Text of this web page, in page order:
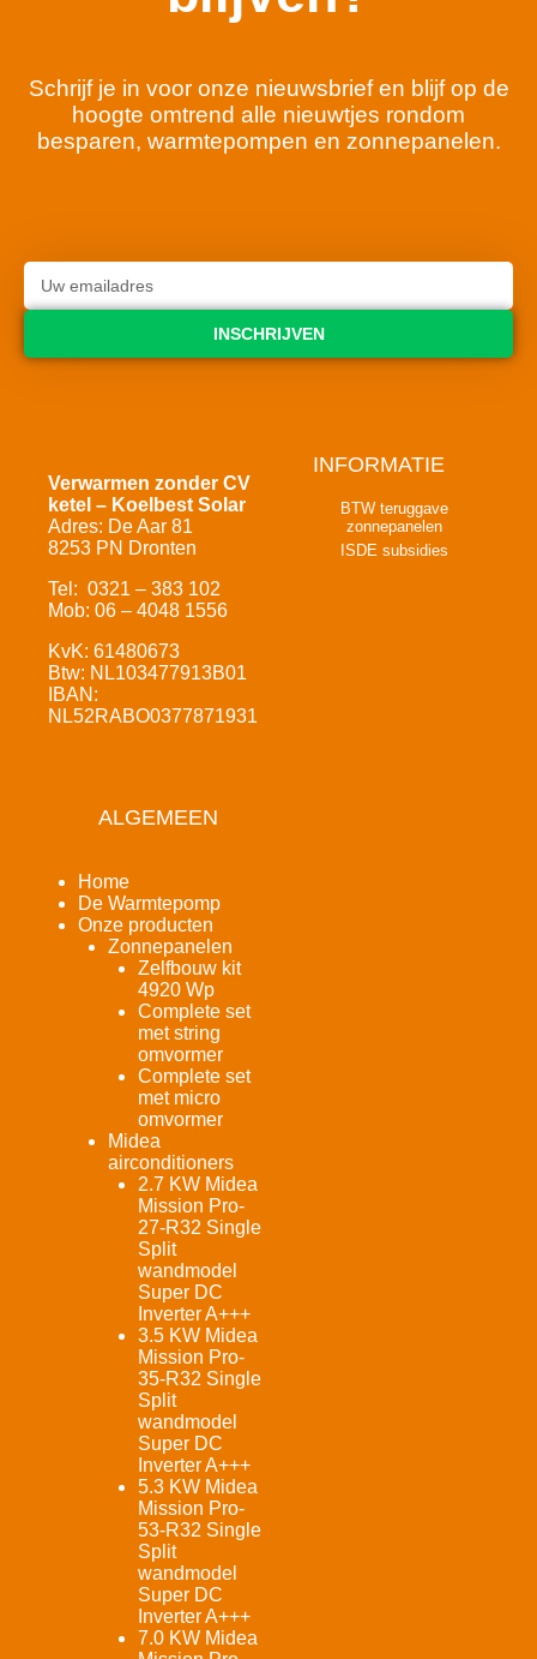
Schrijf je in voor onze nieuwsbrief en blijf op de
hoogte omtrend alle nieuwtjes rondom
besparen, warmtepompen en zonnepanelen.
INSCHRIJVEN
Verwarmen zonder CV
ketel – Koelbest Solar
Adres: De Aar 81
8253 PN Dronten
Tel: 0321 – 383 102
Mob: 06 – 4048 1556
KvK: 61480673
Btw: NL103477913B01
IBAN:
NL52RABO0377871931
INFORMATIE
BTW teruggave
zonnepanelen
ISDE subsidies
ALGEMEEN
Home
De Warmtepomp
Onze producten
Zonnepanelen
Zelfbouw kit
4920 Wp
Complete set
met string
omvormer
Complete set
met micro
omvormer
Midea
airconditioners
2.7 KW Midea
Mission Pro-
27-R32 Single
Split
wandmodel
Super DC
Inverter A+++
3.5 KW Midea
Mission Pro-
35-R32 Single
Split
wandmodel
Super DC
Inverter A+++
5.3 KW Midea
Mission Pro-
53-R32 Single
Split
wandmodel
Super DC
Inverter A+++
7.0 KW Midea